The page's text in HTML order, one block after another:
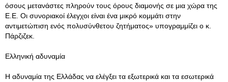
όσους μετανάστες πληρούν τους όρους διαμονής σε μια χώρα της
Ε.Ε. Οι συνοριακοί έλεγχοι είναι ένα μικρό κομμάτι στην
αντιμετώπιση ενός πολυσύνθετου ζητήματος» υπογραμμίζει ο κ.
Πάρζιζεκ.
Ελληνική αδυναμία
Η αδυναμία της Ελλάδας να ελέγξει τα εξωτερικά και τα εσωτερικά